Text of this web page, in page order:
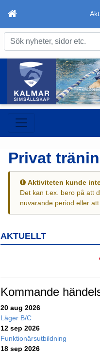
AKTUELLT
Kommande
20 aug 2026
Läger B/C
12 sep 2026
Funktionärsutbildning
18 sep 2026
Privat
Aktiviteten kunde
Det kan t.ex. bero på att
nuvarande period eller